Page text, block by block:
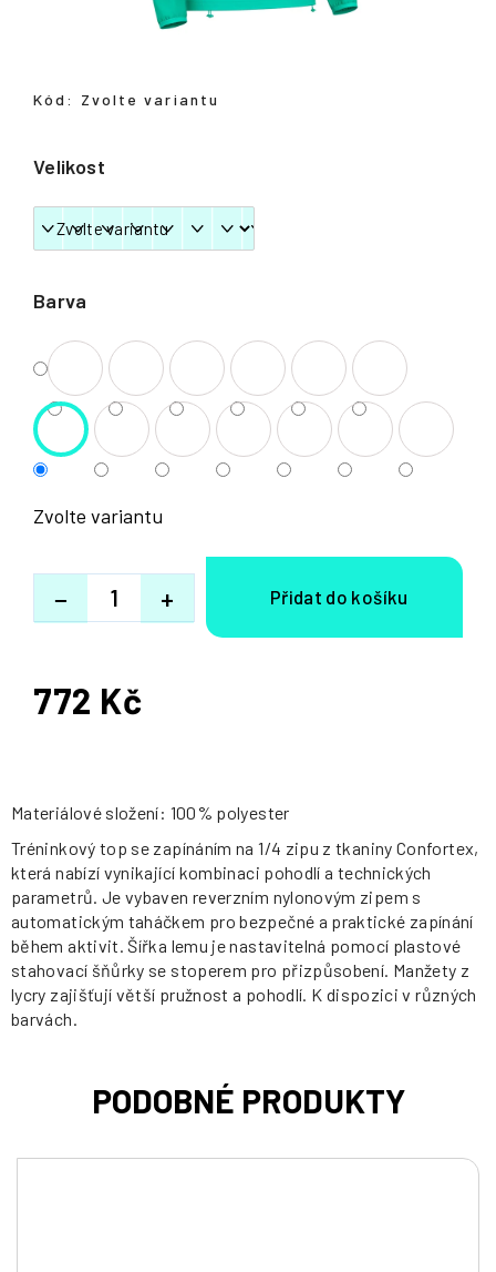
Barva
Velikost
Zvolte variantu
+
−
Kód: Zvolte variantu
772 Kč
Měrná
Materiálové složení: 100% polyester
Tréninkový top se zapínáním na 1/4 zipu z tkaniny Confortex,
která nabízí vynikající kombinaci pohodlí a technických
parametrů. Je vybaven reverzním nylonovým zipem s
automatickým taháčkem pro bezpečné a praktické zapínání
během aktivit. Šířka lemu je nastavitelná pomocí plastové
stahovací šňůrky se stoperem pro přizpůsobení. Manžety z
lycry zajišťují větší pružnost a pohodlí. K dispozici v různých
barvách.